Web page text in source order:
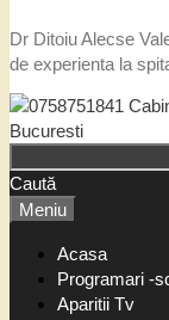
Dr Ditoiu Alecse
de experienta la
Caută
Meniu
Acasa
Programari -
Aparitii Tv